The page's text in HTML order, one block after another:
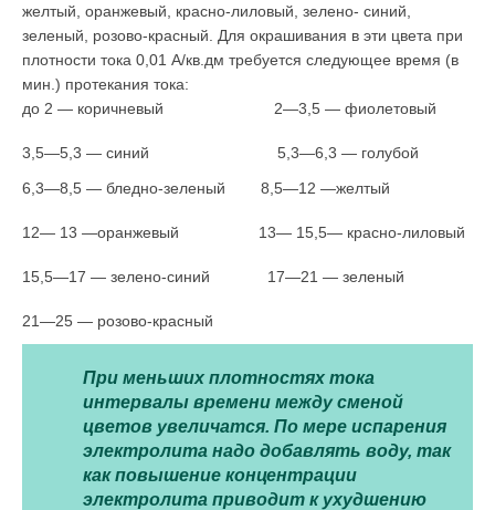
желтый, оранжевый, красно-лиловый, зелено- синий,
зеленый, розово-красный. Для окрашивания в эти цвета при
плотности тока 0,01 А/кв.дм требуется следующее время (в
мин.) протекания тока:
до 2 — коричневый 2—3,5 — фиолетовый
3,5—5,3 — синий 5,3—6,3 — голубой
6,3—8,5 — бледно-зеленый 8,5—12 —желтый
12— 13 —оранжевый 13— 15,5— красно-лиловый
15,5—17 — зелено-синий 17—21 — зеленый
21—25 — розово-красный
При меньших плотностях тока
интервалы времени между сменой
цветов увели­чатся. По мере испарения
электролита надо добавлять воду, так
как повышение концентрации
электролита приводит к ухудшению